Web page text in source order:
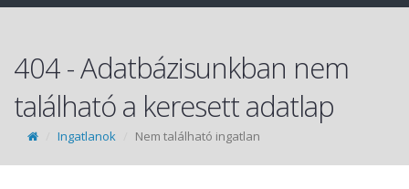
404 - Adatbázisunkban nem
található a keresett adatlap
Ingatlanok Nem található ingatlan